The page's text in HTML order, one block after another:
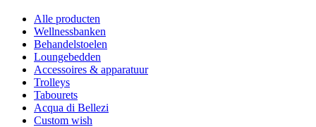
Alle producten
Wellnessbanken
Behandelstoelen
Loungebedden
Accessoires & apparatuur
Trolleys
Tabourets
Acqua di Bellezi
Custom wish